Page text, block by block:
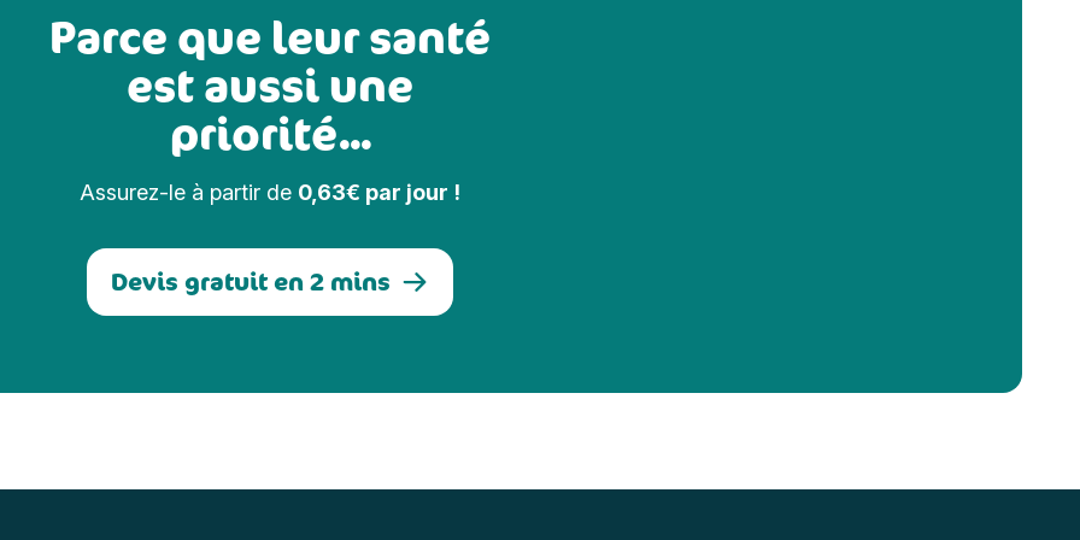
Parce que leur santé
est aussi une
priorité...
Assurez-le à partir de 0,63€ par jour !
Devis gratuit en 2 mins